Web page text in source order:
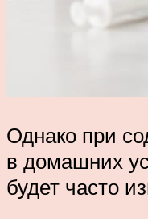
Однако при
в домашних
будет часто